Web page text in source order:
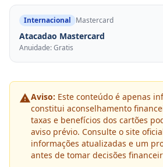
Internacional Mastercard
Atacadao Mastercard
Anuidade: Gratis
Aviso: Este conteúdo é apenas
constitui aconselhamento
taxas e benefícios dos cartões
aviso prévio. Consulte o site
informações atualizadas e um
antes de tomar decisões